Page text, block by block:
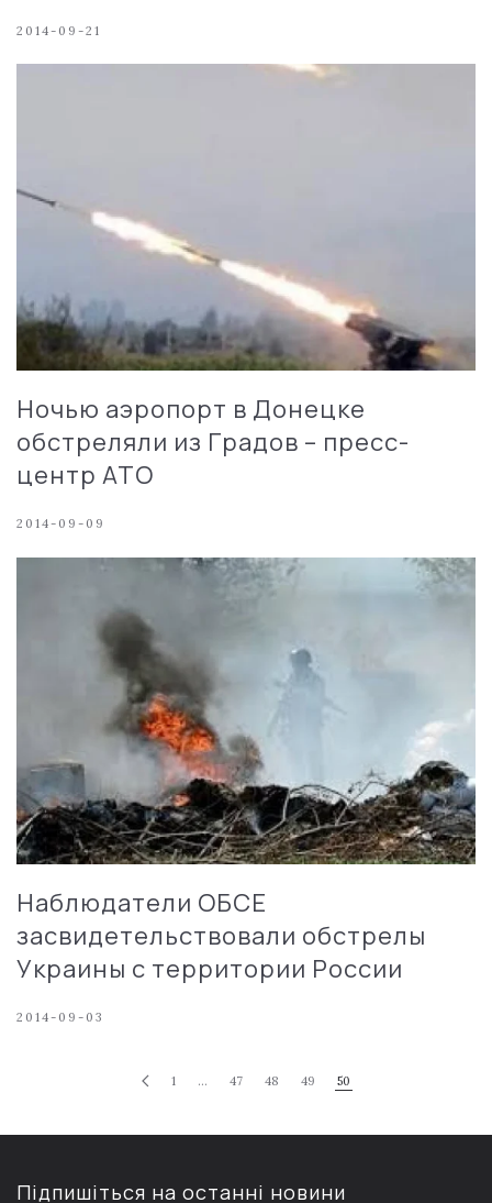
2014-09-21
Ночью аэропорт в Донецке
обстреляли из Градов – пресс-
центр АТО
2014-09-09
Наблюдатели ОБСЕ
засвидетельствовали обстрелы
Украины с территории России
2014-09-03
1 … 47 48 49 50
Підпишіться на останні новини